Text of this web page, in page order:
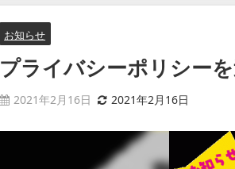
お知らせ
プライバシーポリシーを
2021年2月16日 2021年2月16日